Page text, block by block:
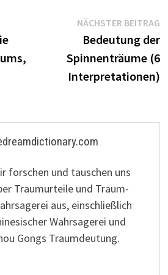
NÄCHSTER BEITRAG
Bedeutung der
Spinnenträume (6
Interpretationen)
forschen und tauschen uns
Traumurteile und Traum-
aus, einschließlich
Wahrsagerei und
Gongs Traumdeutung.